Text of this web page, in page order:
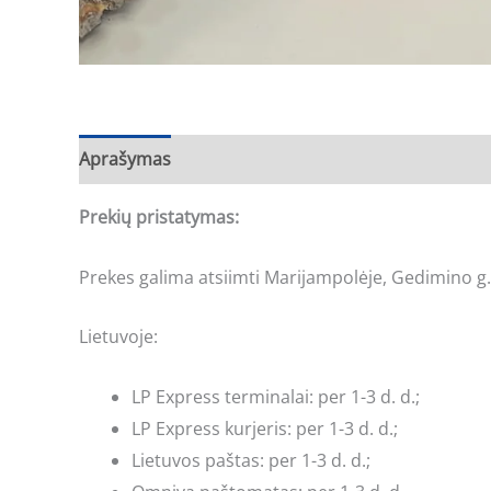
Aprašymas
Prekių pristatymas:
Prekes galima atsiimti Marijampolėje, Gedimino
Lietuvoje:
LP Express terminalai: per 1-3 d. d.;
LP Express kurjeris: per 1-3 d. d.;
Lietuvos paštas: per 1-3 d. d.;